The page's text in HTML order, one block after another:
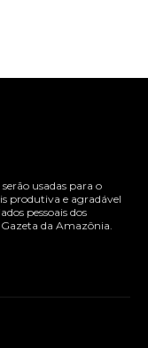
usadas para o
produtiva e agradável
pessoais dos
da Amazônia.